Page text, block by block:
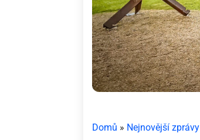
Domů » Nejnovější zprávy